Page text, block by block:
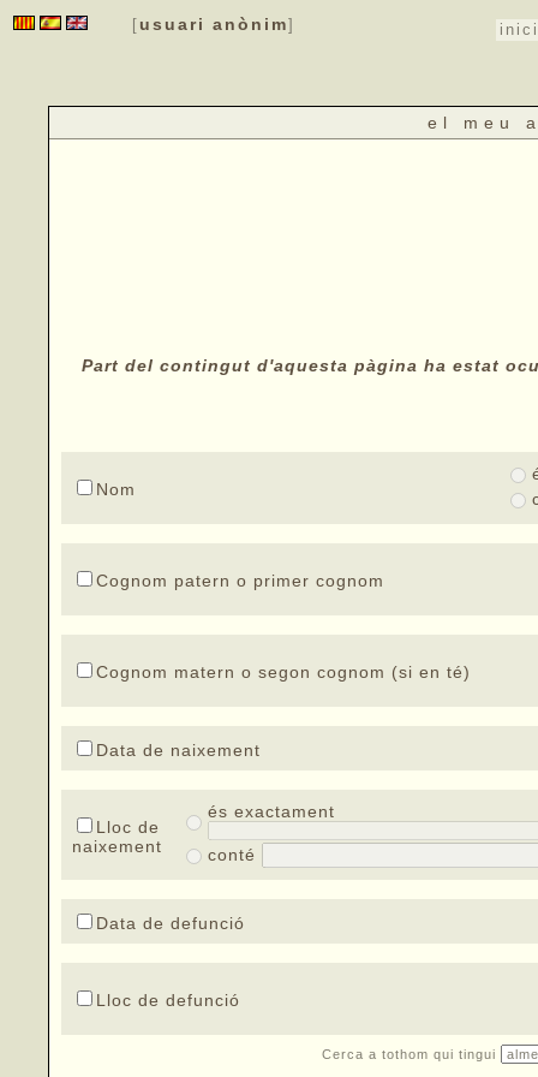
[ usuari anònim] inici
el meu
Part del contingut d'aquesta pàgina ha estat
Nom
Cognom patern o primer cognom
Cognom matern o segon cognom (si en té)
Data de naixement
Lloc de
naixement
és exactament
conté
Data de defunció
Lloc de defunció
Cerca a tothom qui tingui